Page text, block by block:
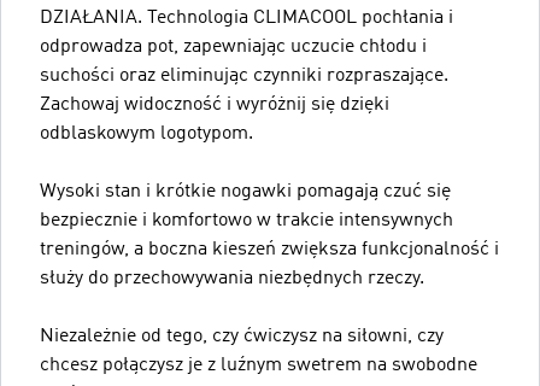
DZIAŁANIA. Technologia CLIMACOOL pochłania i
odprowadza pot, zapewniając uczucie chłodu i
suchości oraz eliminując czynniki rozpraszające.
Zachowaj widoczność i wyróżnij się dzięki
odblaskowym logotypom.
Wysoki stan i krótkie nogawki pomagają czuć się
bezpiecznie i komfortowo w trakcie intensywnych
treningów, a boczna kieszeń zwiększa funkcjonalność i
służy do przechowywania niezbędnych rzeczy.
Niezależnie od tego, czy ćwiczysz na siłowni, czy
chcesz połączysz je z luźnym swetrem na swobodne